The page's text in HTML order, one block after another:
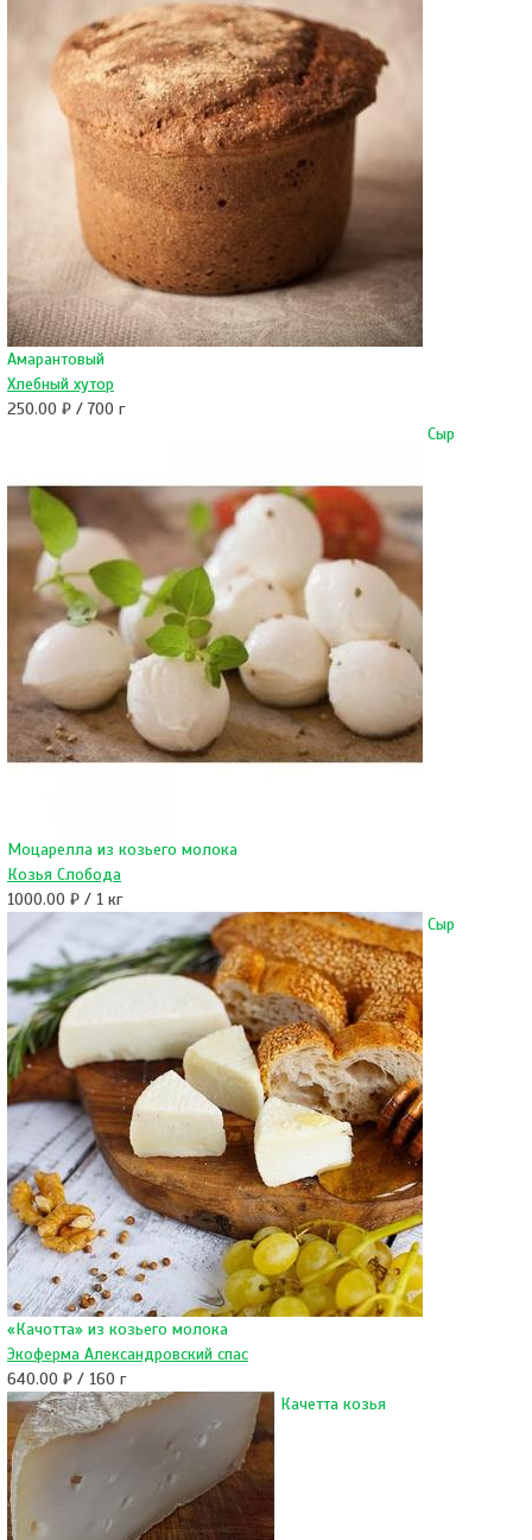
Амарантовый
Хлебный хутор
250.00 ₽ / 700 г
Сыр
Моцарелла из козьего молока
Козья Слобода
1000.00 ₽ / 1 кг
Сыр
«Качотта» из козьего молока
Экоферма Александровский спас
640.00 ₽ / 160 г
Качетта козья